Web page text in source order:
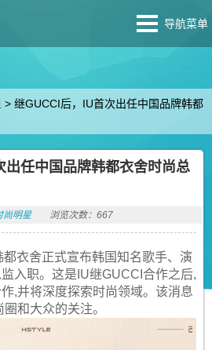
导航菜单
>继GUCCI后，IU首次出任中国品牌韩都
出任中国品牌韩都衣舍时尚总
尚明星 浏览次数：667
衣舍正式宣布韩国知名歌手、演
入职。这是IU继GUCCI合作之后,
,并将深度探索时尚领域。该消息
和大众的关注。